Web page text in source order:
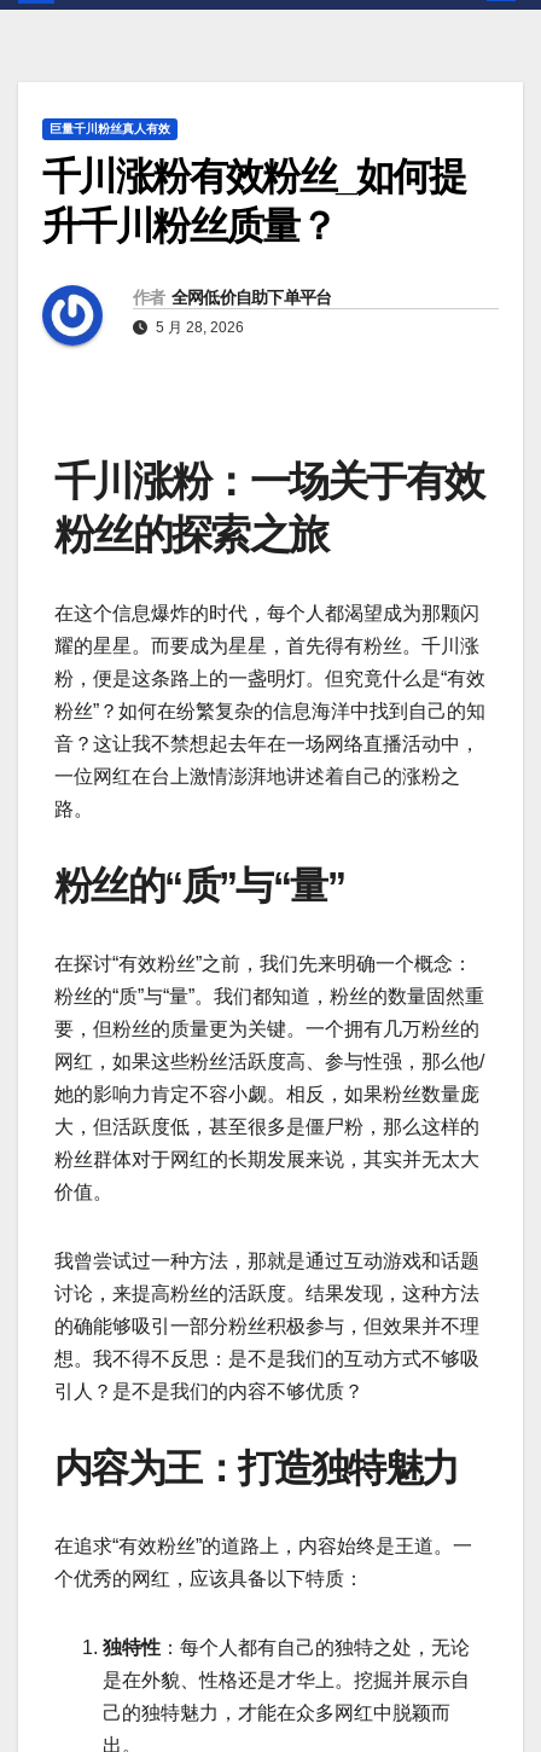
巨量千川粉丝真人有效
千川涨粉有效粉丝_如何提
升千川粉丝质量？
作者 全网低价自助下单平台
5 月 28, 2026
千川涨粉：一场关于有效
粉丝的探索之旅
在这个信息爆炸的时代，每个人都渴望成为那颗闪
耀的星星。而要成为星星，首先得有粉丝。千川涨
粉，便是这条路上的一盏明灯。但究竟什么是“有效
粉丝”？如何在纷繁复杂的信息海洋中找到自己的知
音？这让我不禁想起去年在一场网络直播活动中，
一位网红在台上激情澎湃地讲述着自己的涨粉之
路。
粉丝的“质”与“量”
在探讨“有效粉丝”之前，我们先来明确一个概念：
粉丝的“质”与“量”。我们都知道，粉丝的数量固然重
要，但粉丝的质量更为关键。一个拥有几万粉丝的
网红，如果这些粉丝活跃度高、参与性强，那么他/
她的影响力肯定不容小觑。相反，如果粉丝数量庞
大，但活跃度低，甚至很多是僵尸粉，那么这样的
粉丝群体对于网红的长期发展来说，其实并无太大
价值。
我曾尝试过一种方法，那就是通过互动游戏和话题
讨论，来提高粉丝的活跃度。结果发现，这种方法
的确能够吸引一部分粉丝积极参与，但效果并不理
想。我不得不反思：是不是我们的互动方式不够吸
引人？是不是我们的内容不够优质？
内容为王：打造独特魅力
在追求“有效粉丝”的道路上，内容始终是王道。一
个优秀的网红，应该具备以下特质：
独特性 ：每个人都有自己的独特之处，无论
是在外貌、性格还是才华上。挖掘并展示自
己的独特魅力，才能在众多网红中脱颖而
出。